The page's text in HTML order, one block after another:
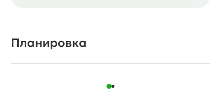
Планировка